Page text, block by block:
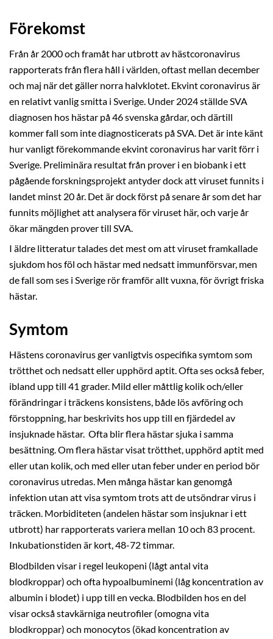
Förekomst
Från år 2000 och framåt har utbrott av hästcoronavirus
rapporterats från flera håll i världen, oftast mellan december
och maj när det gäller norra halvklotet. Ekvint coronavirus är
en relativt vanlig smitta i Sverige. Under 2024 ställde SVA
diagnosen hos hästar på 46 svenska gårdar, och därtill
kommer fall som inte diagnosticerats på SVA. Det är inte känt
hur vanligt förekommande ekvint coronavirus har varit förr i
Sverige. Preliminära resultat från prover i en biobank i ett
pågående forskningsprojekt antyder dock att viruset funnits i
landet minst 20 år. Det är dock först på senare år som det har
funnits möjlighet att analysera för viruset här, och varje år
ökar mängden prover till SVA.
I äldre litteratur talades det mest om att viruset framkallade
sjukdom hos föl och hästar med nedsatt immunförsvar, men
de fall som ses i Sverige rör framför allt vuxna, för övrigt friska
hästar.
Symtom
Hästens coronavirus ger vanligtvis ospecifika symtom som
trötthet och nedsatt eller upphörd aptit. Ofta ses också feber,
ibland upp till 41 grader. Mild eller måttlig kolik och/eller
förändringar i träckens konsistens, både lös avföring och
förstoppning, har beskrivits hos upp till en fjärdedel av
insjuknade hästar. Ofta blir flera hästar sjuka i samma
besättning. Om flera hästar visat trötthet, upphörd aptit med
eller utan kolik, och med eller utan feber under en period bör
coronavirus utredas. Men många hästar kan genomgå
infektion utan att visa symtom trots att de utsöndrar virus i
träcken. Morbiditeten (andelen hästar som insjuknar i ett
utbrott) har rapporterats variera mellan 10 och 83 procent.
Inkubationstiden är kort, 48-72 timmar.
Blodbilden visar i regel leukopeni (lågt antal vita
blodkroppar) och ofta hypoalbuminemi (låg koncentration av
albumin i blodet) i upp till en vecka. Blodbilden hos en del
visar också stavkärniga neutrofiler (omogna vita
blodkroppar) och monocytos (ökad koncentration av